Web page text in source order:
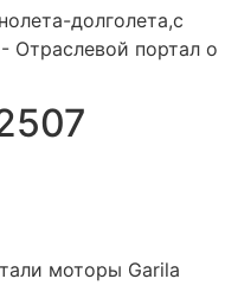
моторы Garila